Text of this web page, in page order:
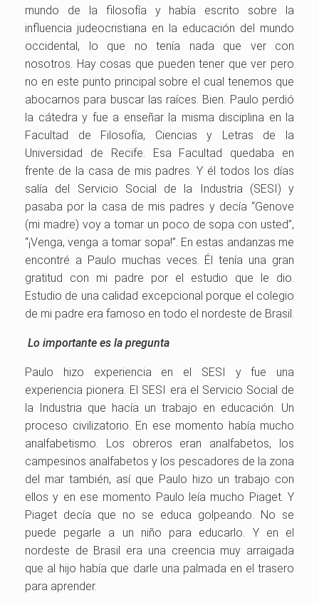
mundo de la filosofía y había escrito sobre la
influencia judeocristiana en la educación del mundo
occidental, lo que no tenía nada que ver con
nosotros. Hay cosas que pueden tener que ver pero
no en este punto principal sobre el cual tenemos que
abocarnos para buscar las raíces. Bien. Paulo perdió
la cátedra y fue a enseñar la misma disciplina en la
Facultad de Filosofía, Ciencias y Letras de la
Universidad de Recife. Esa Facultad quedaba en
frente de la casa de mis padres. Y él todos los días
salía del Servicio Social de la Industria (SESI) y
pasaba por la casa de mis padres y decía “Genove
(mi madre) voy a tomar un poco de sopa con usted”,
“¡Venga, venga a tomar sopa!”. En estas andanzas me
encontré a Paulo muchas veces. Él tenía una gran
gratitud con mi padre por el estudio que le dio.
Estudio de una calidad excepcional porque el colegio
de mi padre era famoso en todo el nordeste de Brasil.
Lo importante es la pregunta
Paulo hizo experiencia en el SESI y fue una
experiencia pionera. El SESI era el Servicio Social de
la Industria que hacía un trabajo en educación. Un
proceso civilizatorio. En ese momento había mucho
analfabetismo. Los obreros eran analfabetos, los
campesinos analfabetos y los pescadores de la zona
del mar también, así que Paulo hizo un trabajo con
ellos y en ese momento Paulo leía mucho Piaget. Y
Piaget decía que no se educa golpeando. No se
puede pegarle a un niño para educarlo. Y en el
nordeste de Brasil era una creencia muy arraigada
que al hijo había que darle una palmada en el trasero
para aprender.